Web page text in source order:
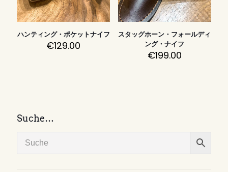
ハンティング・ポケットナイフ
€129.00
スタッグホーン・フォールディ
ング・ナイフ
€199.00
Suche…